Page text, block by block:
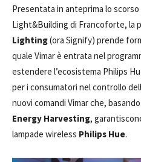
Presentata in anteprima lo
Light&Building di Francoforte, la
Lighting(ora Signify) prende
quale Vimar è entrata nel
estendere l’ecosistema Philips
per i consumatori nel controllo
nuovi comandi Vimar che,
Energy Harvesting,
lampade wireless Philips Hue.